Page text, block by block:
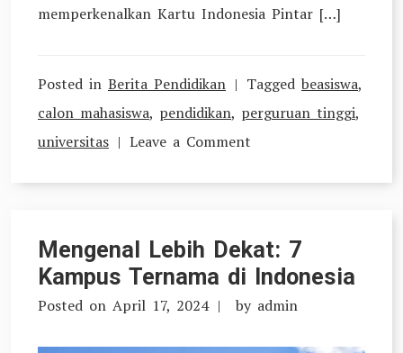
memperkenalkan Kartu Indonesia Pintar […]
Posted in Berita Pendidikan Tagged beasiswa,
calon mahasiswa, pendidikan, perguruan tinggi,
universitas
Leave a Comment
Melalui
Kartu
Indonesia
Pintar
Mengenal Lebih Dekat: 7
Kampus Ternama di Indonesia
Posted on April 17, 2024 by admin